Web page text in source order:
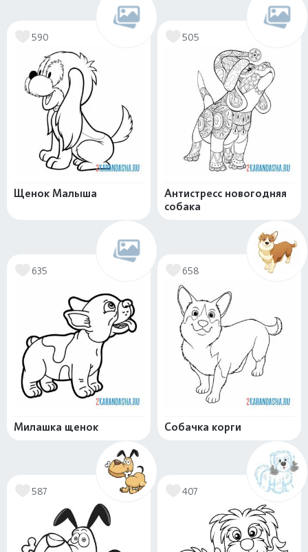
590
Щенок Малыша
505
Антистресс новогодняя
собака
635
Милашка щенок
658
Собачка корги
587 407